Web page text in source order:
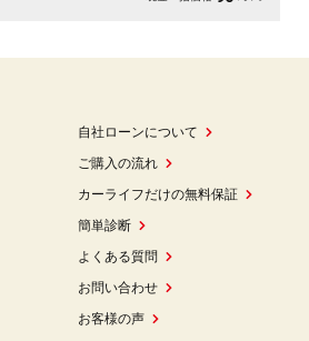
自社ローンについて
ご購入の流れ
カーライフだけの無料保証
簡単診断
よくある質問
お問い合わせ
お客様の声